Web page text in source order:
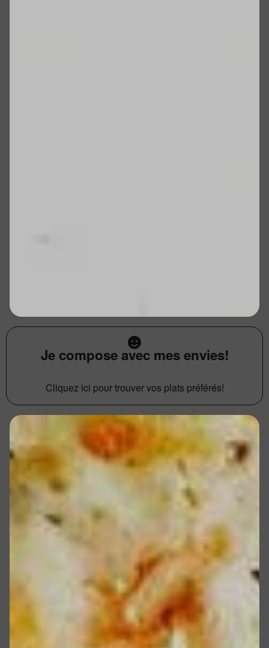
Je compose avec mes envies!
Cliquez ici pour trouver vos plats préférés!